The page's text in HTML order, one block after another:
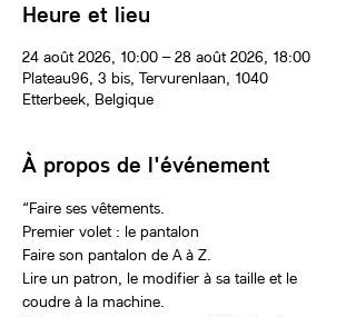
Heure et lieu
24 août 2026, 10:00 – 28 août 2026, 18:00
Plateau96, 3 bis, Tervurenlaan, 1040
Etterbeek, Belgique
À propos de l'événement
“Faire ses vêtements.
Premier volet : le pantalon
Faire son pantalon de A à Z.
Lire un patron, le modifier à sa taille et le
coudre à la machine.